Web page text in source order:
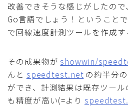
改善できそうな感じがしたので、
Go言語でしょう！ということ
で回線速度計測ツールを作成す
その成果物がshowwin/
んと speedtest.net の約半分
ができ、計測結果は既存ツー
も精度が高い(=より